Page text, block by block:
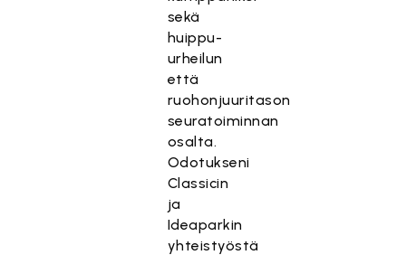
sekä
huippu-
urheilun
että
ruohonjuuritason
seuratoiminnan
osalta.
Odotukseni
Classicin
ja
Ideaparkin
yhteistyöstä